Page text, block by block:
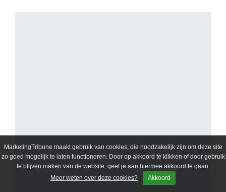
MarketingTribune maakt gebruik van cookies, die noodzakelijk zijn om deze site
zo goed mogelijk te laten functioneren. Door op akkoord te klikken of door gebruik
te blijven maken van de website, geef je aan hiermee akkoord te gaan.
Meer weten over deze cookies?
Akkoord